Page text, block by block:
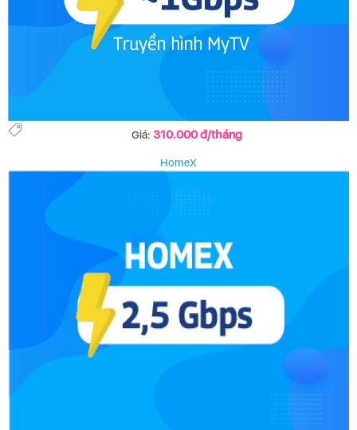
Giá:310.000 đ/tháng
HomeX